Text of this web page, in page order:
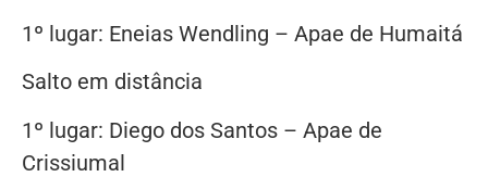
1º lugar: Eneias Wendling – Apae de Humaitá
Salto em distância
1º lugar: Diego dos Santos – Apae de
Crissiumal